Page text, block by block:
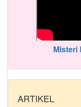
Misteri
ARTIKEL